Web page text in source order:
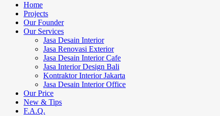
Home
Projects
Our Founder
Our Services
Jasa Desain Interior
Jasa Renovasi Exterior
Jasa Desain Interior Cafe
Jasa Interior Design Bali
Kontraktor Interior Jakarta
Jasa Desain Interior Office
Our Price
New & Tips
F.A.Q.